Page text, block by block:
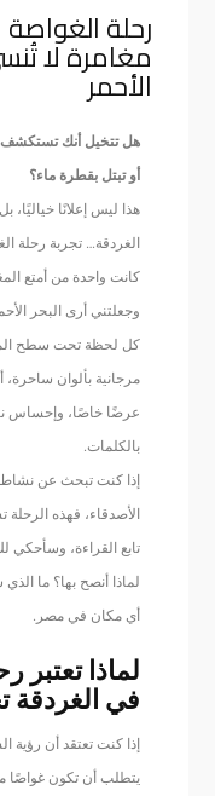
رحلة الغواصة
مغامرة لا
الأحمر
هل تتخيل أنك تستكشف
أو تبتل بقطرة ماء؟
هذا ليس إعلانًا
الغردقة… تجربة رحلة
كانت واحدة من أمتع
وجعلتني أرى البحر
كل لحظة تحت سطح
مرجانية بألوان
عرضًا خاصًا، وإحساس
بالكلمات.
إذا كنت تبحث عن نشاط
الأصدقاء، فهذه
تابع القراءة، وسأحكي
لماذا أنصح بها؟ ما
أي مكان في مصر.
لماذا تعتبر
في الغردقة
إذا كنت تعتقد أن رؤية
يتطلب أن تكون غواصًا